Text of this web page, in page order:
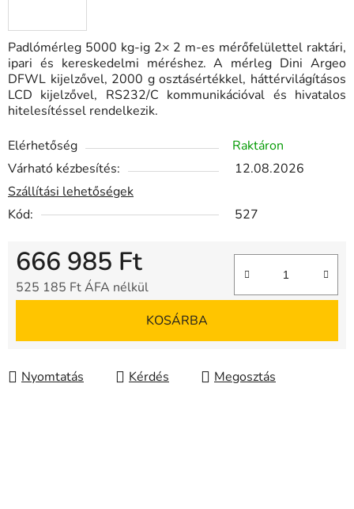
Padlómérleg 5000 kg-ig 2× 2 m-es mérőfelülettel raktári,
ipari és kereskedelmi méréshez. A mérleg Dini Argeo
DFWL kijelzővel, 2000 g osztásértékkel, háttérvilágításos
LCD kijelzővel, RS232/C kommunikációval és hivatalos
hitelesítéssel rendelkezik.
Elérhetőség
Raktáron
Várható kézbesítés:
12.08.2026
Szállítási lehetőségek
Kód:
527
666 985 Ft
525 185 Ft ÁFA nélkül
KOSÁRBA
Nyomtatás Kérdés Megosztás